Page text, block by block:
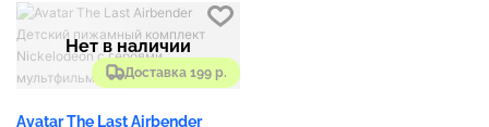
Доставка 199 р.
Нет в наличии
Avatar The Last Airbender